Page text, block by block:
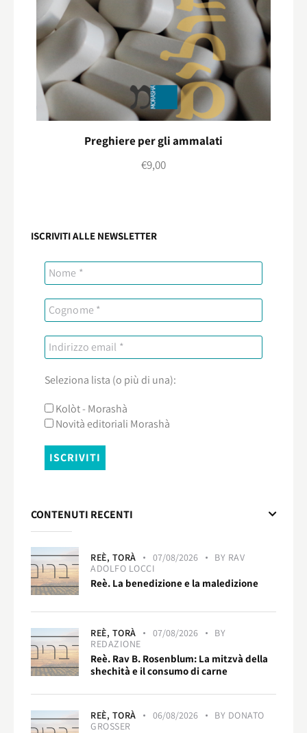
Preghiere per gli ammalati
€9,00
ISCRIVITI ALLE NEWSLETTER
Seleziona lista (o più di una):
Kolòt - Morashà
Novità editoriali Morashà
CONTENUTI RECENTI
REÈ, TORÀ 07/08/2026 BY RAV
ADOLFO LOCCI
Reè. La benedizione e la maledizione
REÈ, TORÀ 07/08/2026
BY
REDAZIONE
Reè. Rav B. Rosenblum: La mitzvà della
shechità e il consumo di carne
REÈ, TORÀ 06/08/2026 BY DONATO
GROSSER